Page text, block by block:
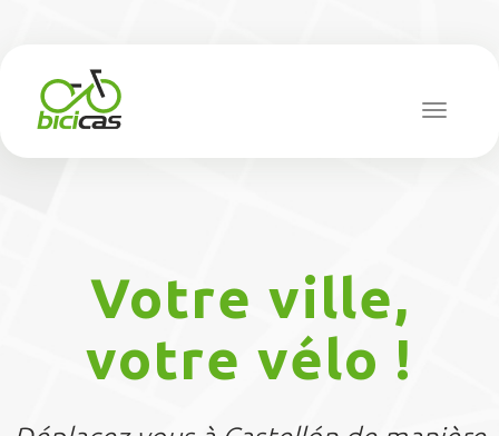
Toggle
Votre ville,
votre vélo !